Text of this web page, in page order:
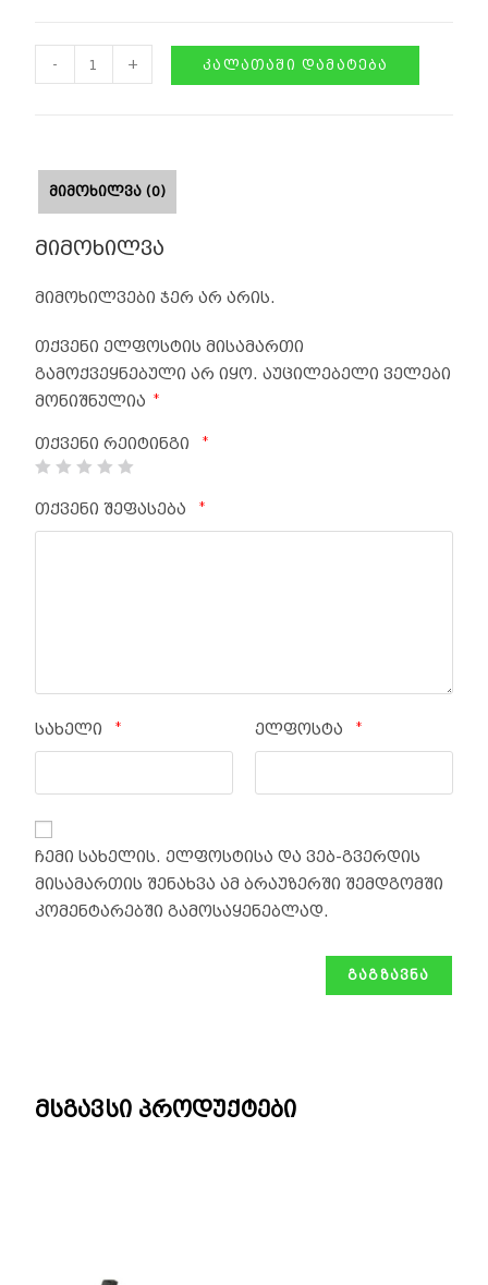
- + ᲙᲐᲚᲐᲗᲐᲨᲘ ᲓᲐᲛᲐᲢᲔᲑᲐ
ᲛᲘᲛᲝᲮᲘᲚᲕᲐ (0)
მიმოხილვა
მიმოხილვები ჯერ არ არის.
თქვენი ელფოსტის მისამართი
გამოქვეყნებული არ იყო. აუცილებელი ველები
მონიშნულია
*
თქვენი რეიტინგი *
თქვენი შეფასება *
სახელი * ელფოსტა *
ჩემი სახელის. ელფოსტისა და ვებ-გვერდის
მისამართის შენახვა ამ ბრაუზერში შემდგომში
კომენტარებში გამოსაყენებლად.
მსგავსი პროდუქტები